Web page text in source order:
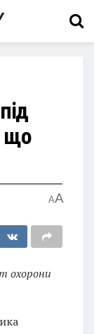
що
AA
охорони